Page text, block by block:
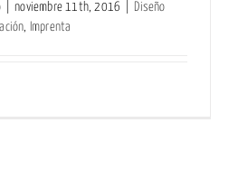
noviembre 11th, 2016
Diseño
, Imprenta